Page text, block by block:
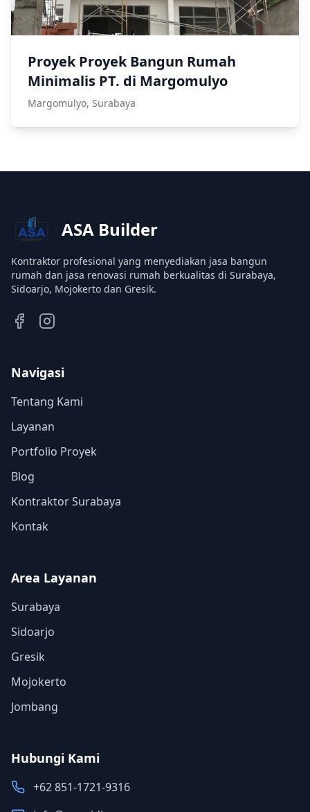
Proyek Proyek Bangun Rumah
Minimalis PT. di Margomulyo
Margomulyo, Surabaya
ASA Builder
Kontraktor profesional yang menyediakan jasa bangun
rumah dan jasa renovasi rumah berkualitas di Surabaya,
Sidoarjo, Mojokerto dan Gresik.
Navigasi
Tentang Kami
Layanan
Portfolio Proyek
Blog
Kontraktor Surabaya
Kontak
Area Layanan
Surabaya
Sidoarjo
Gresik
Mojokerto
Jombang
Hubungi Kami
+62 851-1721-9316